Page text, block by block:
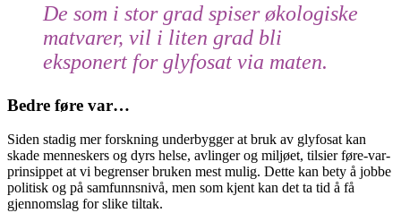
De som i stor grad spiser økologiske
matvarer, vil i liten grad bli
eksponert for glyfosat via maten.
Bedre føre var…
Siden stadig mer forskning underbygger at bruk av glyfosat kan
skade menneskers og dyrs helse, avlinger og miljøet, tilsier føre-var-
prinsippet at vi begrenser bruken mest mulig. Dette kan bety å jobbe
politisk og på samfunnsnivå, men som kjent kan det ta tid å få
gjennomslag for slike tiltak.